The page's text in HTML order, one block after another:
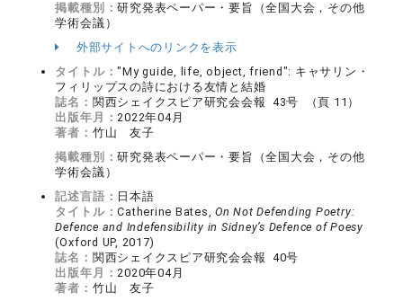
掲載種別：研究発表ペーパー・要旨（全国大会，その他
学術会議）
外部サイトへのリンクを表示
タイトル："My guide, life, object, friend": キャサリン・
フィリップスの詩における友情と結婚
誌名： 関西シェイクスピア研究会会報 43号 （頁 11）
出版年月：2022年04月
著者： 竹山 友子
掲載種別：研究発表ペーパー・要旨（全国大会，その他
学術会議）
記述言語： 日本語
タイトル：Catherine Bates,On Not Defending Poetry:
Defence and Indefensibility in Sidney’s Defence of Poesy
(Oxford UP, 2017)
誌名： 関西シェイクスピア研究会会報 40号
出版年月：2020年04月
著者： 竹山 友子